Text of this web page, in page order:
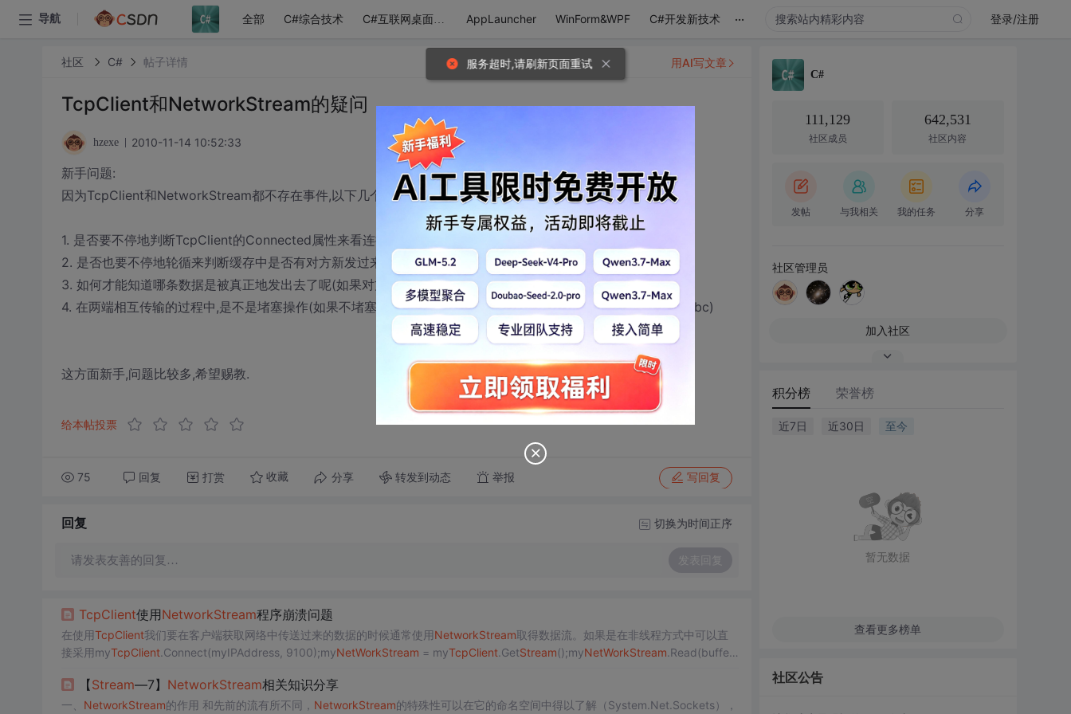
导航 全部 C#综合技术 C#互联网桌面应用 AppLauncher WinForm&WPF C#开发新技术 ... 登录/注册
社区 C# 帖子详情
TcpClient和NetworkStream的疑问
hzexe 2010-11-14 10:52:33
新手问题:
因为TcpClient和NetworkStream都不存在事件,以下几个问题困扰我:
1. 是否要不停地判断TcpClient的Connected属性来看连接是否可用
2. 是否也要不停地轮循来判断缓存中是否有对方新发过来的数据
3. 如何才能知道哪条数据是被真正地发出去了呢(如果对方中途断线,还没有异常,)
4. 在两端相互传输的过程中,是不是堵塞操作(如果不堵塞比如连续发送abc和123,接收有没有可能接收到的是a123bc)
这方面新手,问题比较多,希望赐教.
给本帖投票
75 回复 打赏 收藏 分享 转发到动态 举报 写回复
用AI写文章
回复 切换为时间正序
请发表友善的回复… 发表回复
TcpClient使用NetworkStream程序崩溃问题
在使用TcpClient我们要在客户端获取网络中传送过来的数据的时候通常使用NetworkStream取得数据流。如果是在非线程方式中可以直
接采用myTcpClient.Connect(myIPAddress, 9100);myNetWorkStream = myTcpClient.GetStream();myNetWorkStream .Read(buffer,
【Stream—7】 NetworkStream相关知识分享
一、 NetworkStream的作用 和先前的流有所不同， NetworkStream的特殊性可以在它的命名空间中得以了解（System.Net.Sockets），
C#
111,129
社区成员
642,531
社区内容
发帖 与我相关 我的任务 分享
社区管理员
加入社区
积分榜 荣誉榜
近7日 近30日 至今
暂无数据
查看更多榜单
社区公告
服务超时,请刷新页面重试